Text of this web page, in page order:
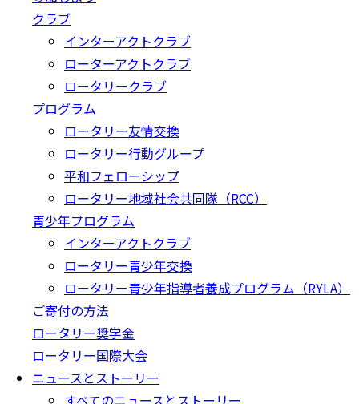
クラブ
インターアクトクラブ
ローターアクトクラブ
ロータリークラブ
プログラム
ロータリー友情交換
ロータリー行動グループ
平和フェローシップ
ロータリー地域社会共同隊（RCC）
青少年プログラム
インターアクトクラブ
ロータリー青少年交換
ロータリー青少年指導者養成プログラム（RYLA）
ご寄付の方法
ロータリー奨学金
ロータリー国際大会
ニュースとストーリー
すべてのニュースとストーリー